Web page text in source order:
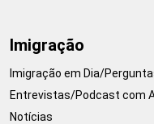
Imigração
Imigração em Dia/
Entrevistas/Podcast com
Notícias